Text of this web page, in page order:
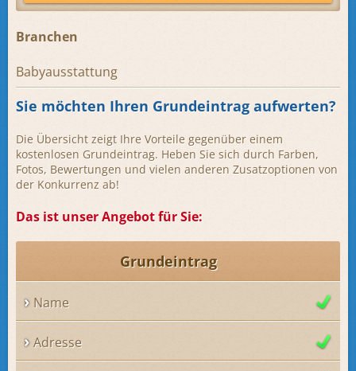
Branchen
Babyausstattung
Sie möchten Ihren Grundeintrag aufwerten?
Die Übersicht zeigt Ihre Vorteile gegenüber einem
kostenlosen Grundeintrag. Heben Sie sich durch Farben,
Fotos, Bewertungen und vielen anderen Zusatzoptionen von
der Konkurrenz ab!
Das ist unser Angebot für Sie:
Grundeintrag
Name
Adresse